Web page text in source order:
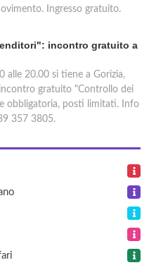
Ingresso gratuito.
incontro gratuito a
alle 20.00 si tiene a Gorizia,
gratuito "Controllo dei
obbligatoria, posti limitati. Info
357 3805.